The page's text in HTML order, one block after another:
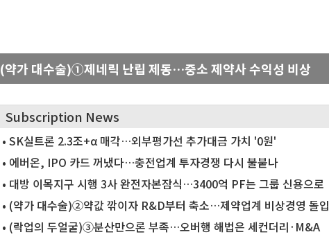
(약가 대수술)①제네릭 난립 제동…중소 제약사 수익성 비상
계
Subscription News
• SK실트론 2.3조+α 매각…외부평가선 추가대금 가치 '0원'
• 에버온, IPO 카드 꺼냈다…충전업계 투자경쟁 다시 불붙나
• 대방 이목지구 시행 3사 완전자본잠식…3400억 PF는 그룹 신용으로
• (약가 대수술)②약값 깎이자 R&D부터 축소…제약업계 비상경영 돌입
• (락업의 두얼굴)③분산만으론 부족…오버행 해법은 세컨더리·M&A